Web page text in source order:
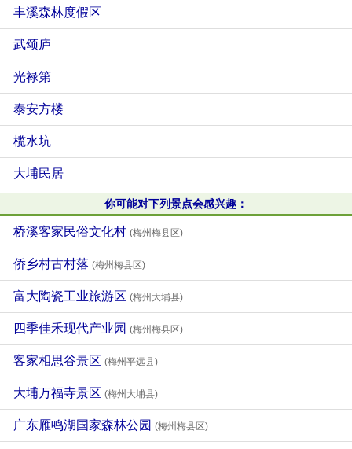
丰溪森林度假区
武颂庐
光禄第
泰安方楼
榄水坑
大埔民居
你可能对下列景点会感兴趣：
桥溪客家民俗文化村 (梅州梅县区)
侨乡村古村落 (梅州梅县区)
富大陶瓷工业旅游区 (梅州大埔县)
四季佳禾现代产业园 (梅州梅县区)
客家相思谷景区 (梅州平远县)
大埔万福寺景区 (梅州大埔县)
广东雁鸣湖国家森林公园 (梅州梅县区)